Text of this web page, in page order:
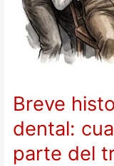
Breve
dental:
parte del